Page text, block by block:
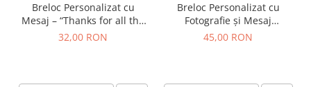
Breloc Personalizat cu
Mesaj – “Thanks for all the
orgasms” – Cadou Amuzant
32,00 RON
Breloc Personalizat cu
Fotografie și Mesaj
Imprimat – Cadou
45,00 RON